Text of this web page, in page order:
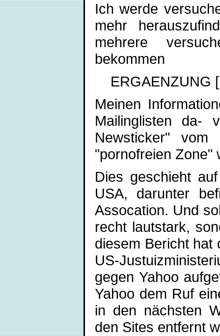
Ich werde
mehr
mehrere
bekommen
ERGAENZUNG
Meinen
Mailinglisten da-
Newsticker"
"pornofreien Zone"
Dies geschieht
USA, darunter
Assocation. Und
recht lautstark,
diesem Bericht hat
US-
gegen Yahoo
Yahoo dem Ruf
in den nächsten
den Sites entfernt